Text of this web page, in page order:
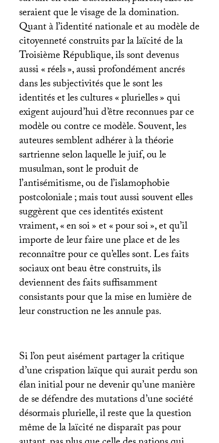
seraient que le visage de la domination.
Quant à l’identité nationale et au modèle de
citoyenneté construits par la laïcité de la
Troisième République, ils sont devenus
aussi «réels», aussi profondément ancrés
dans les subjectivités que le sont les
identités et les cultures «plurielles» qui
exigent aujourd’hui d’être reconnues par ce
modèle ou contre ce modèle. Souvent, les
auteures semblent adhérer à la théorie
sartrienne selon laquelle le juif, ou le
musulman, sont le produit de
l’antisémitisme, ou de l’islamophobie
postcoloniale; mais tout aussi souvent elles
suggèrent que ces identités existent
vraiment, «en soi» et «pour soi», et qu’il
importe de leur faire une place et de les
reconnaître pour ce qu’elles sont. Les faits
sociaux ont beau être construits, ils
deviennent des faits suffisamment
consistants pour que la mise en lumière de
leur construction ne les annule pas.
Si l’on peut aisément partager la critique
d’une crispation laïque qui aurait perdu son
élan initial pour ne devenir qu’une manière
de se défendre des mutations d’une société
désormais plurielle, il reste que la question
même de la laïcité ne disparaît pas pour